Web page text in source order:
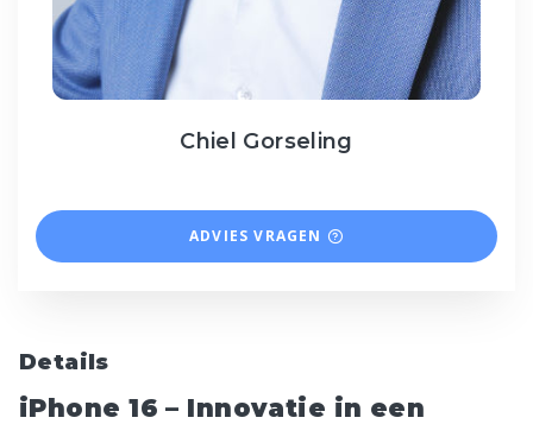
Chiel Gorseling
ADVIES VRAGEN
Details
iPhone 16 – Innovatie in een